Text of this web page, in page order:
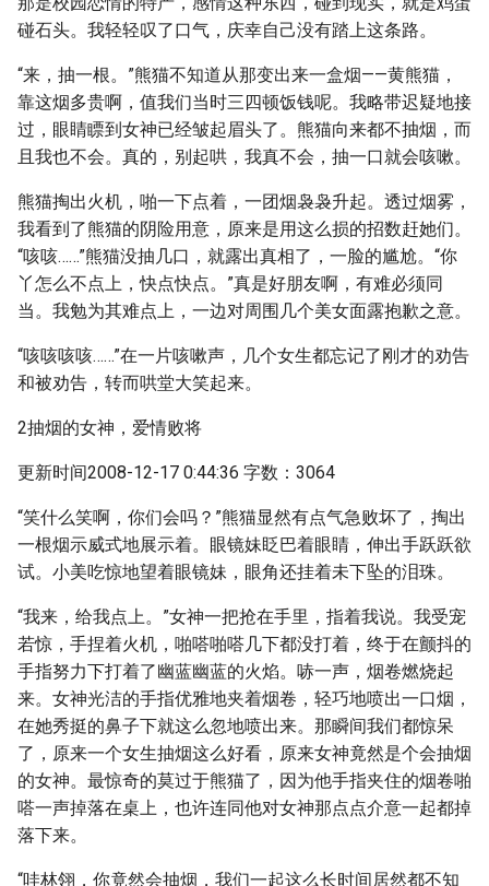
碰石头。我轻轻叹了口气，庆幸自己没有踏上这条路。
“来，抽一根。”熊猫不知道从那变出来一盒烟——黄熊猫，
靠这烟多贵啊，值我们当时三四顿饭钱呢。我略带迟疑地接
过，眼睛瞟到女神已经皱起眉头了。熊猫向来都不抽烟，而
且我也不会。真的，别起哄，我真不会，抽一口就会咳嗽。
熊猫掏出火机，啪一下点着，一团烟袅袅升起。透过烟雾，
我看到了熊猫的阴险用意，原来是用这么损的招数赶她们。
“咳咳……”熊猫没抽几口，就露出真相了，一脸的尴尬。“你
丫怎么不点上，快点快点。”真是好朋友啊，有难必须同
当。我勉为其难点上，一边对周围几个美女面露抱歉之意。
“咳咳咳咳……”在一片咳嗽声，几个女生都忘记了刚才的劝告
和被劝告，转而哄堂大笑起来。
2抽烟的女神，爱情败将
更新时间2008-12-17 0:44:36 字数：3064
“笑什么笑啊，你们会吗？”熊猫显然有点气急败坏了，掏出
一根烟示威式地展示着。眼镜妹眨巴着眼睛，伸出手跃跃欲
试。小美吃惊地望着眼镜妹，眼角还挂着未下坠的泪珠。
“我来，给我点上。”女神一把抢在手里，指着我说。我受宠
若惊，手捏着火机，啪嗒啪嗒几下都没打着，终于在颤抖的
手指努力下打着了幽蓝幽蓝的火焰。哧一声，烟卷燃烧起
来。女神光洁的手指优雅地夹着烟卷，轻巧地喷出一口烟，
在她秀挺的鼻子下就这么忽地喷出来。那瞬间我们都惊呆
了，原来一个女生抽烟这么好看，原来女神竟然是个会抽烟
的女神。最惊奇的莫过于熊猫了，因为他手指夹住的烟卷啪
嗒一声掉落在桌上，也许连同他对女神那点点介意一起都掉
落下来。
“哇林翎，你竟然会抽烟，我们一起这么长时间居然都不知